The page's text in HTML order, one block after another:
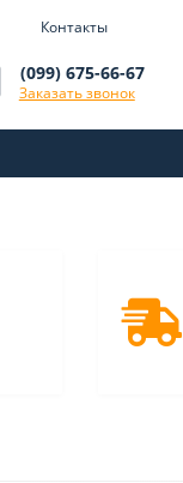
Контакты
(099) 675-66-67
Заказать звонок